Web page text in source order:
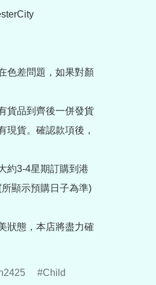
色差問題，如果對顏
貨品到齊後一併發貨
現貨。確認款項後，
約3-4星期訂購到港
顯示預購日子為準)
狀態，本店將盡力確
Child